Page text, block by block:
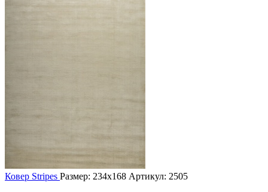
Ковер Stripes Размер: 234х168 Артикул: 2505